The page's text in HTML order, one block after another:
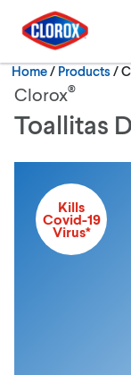
Skip to main
Skip to content
Skip to footer
Home/ Products
Clorox®
Toallitas
Kills
Covid-19
Virus*